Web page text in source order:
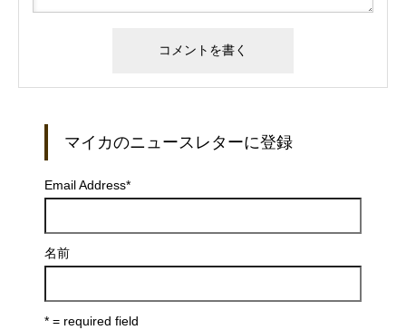
マイカのニュースレターに登録
Email Address*
名前
* = required field